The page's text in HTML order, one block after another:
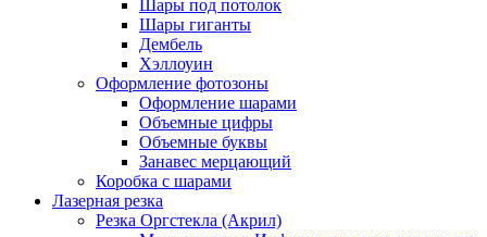
Шары под потолок
Шары гиганты
Дембель
Хэллоуин
Оформление фотозоны
Оформление шарами
Объемные цифры
Объемные буквы
Занавес мерцающий
Коробка с шарами
Лазерная резка
Резка Оргстекла (Акрил)